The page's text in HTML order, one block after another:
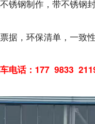
锈钢制作，带不锈钢
据，环保清单，一致
电话：177 9833